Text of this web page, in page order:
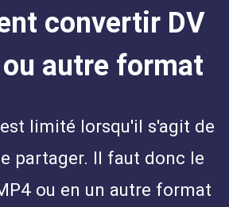
convertir DV
autre format
limité lorsqu'il s'agit de
partager. Il faut donc le
ou en un autre format